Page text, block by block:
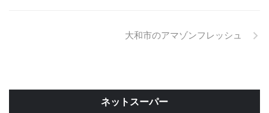
大和市のアマゾンフレッシュ
ネットスーパー